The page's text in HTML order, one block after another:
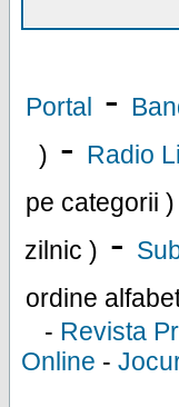
Portal -
) - Radio
pe categorii )
zilnic ) -
ordine
- Revista
Online -